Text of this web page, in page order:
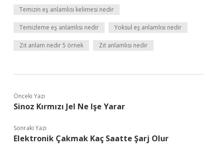
Temizin eş anlamlısı kelimesi nedir
Temizleme eş anlamlısı nedir Yoksul eş anlamlısı nedir
Zıt anlam nedir 5 örnek Zıt anlamlısı nedir
Önceki Yazı
Sinoz Kırmızı Jel Ne Işe Yarar
Sonraki Yazı
Elektronik Çakmak Kaç Saatte Şarj Olur